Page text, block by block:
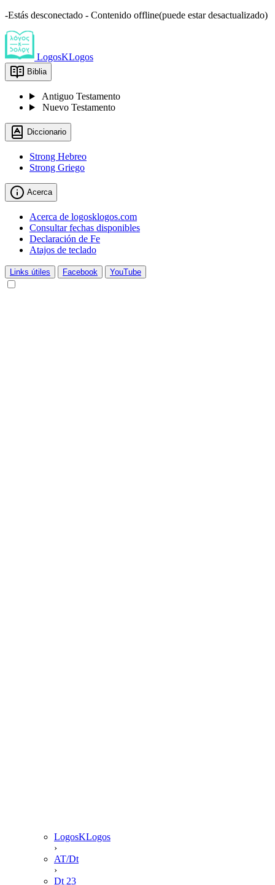
-Estás desconectado - Contenido offline(puede estar desactualizado)
LogosKLogos
Biblia
Antiguo Testamento
Nuevo Testamento
Diccionario
Strong Hebreo
Strong Griego
Acerca
Acerca de logosklogos.com
Consultar fechas disponibles
Declaración de Fe
Atajos de teclado
Links útiles Facebook YouTube
LogosKLogos
›
AT/Dt
›
Dt 23